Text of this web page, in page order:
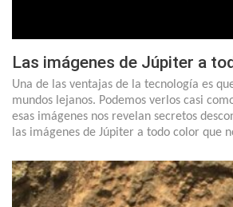
Las imágenes de Júpiter a
Una de las ventajas de la tecnología es
mundos lejanos. Podemos verlos casi
esas imágenes nos revelan secretos
las imágenes de Júpiter a todo color que